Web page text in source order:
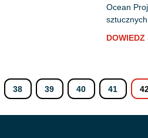
Ocean
DOWIEDZ
38 39 40 41